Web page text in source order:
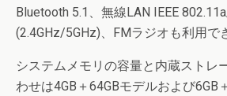
Bluetooth 5.1、無線LAN IEEE
(2.4GHz/5GHz)、FMラジオも利用で
システムメモリの容量と内蔵ストレ
わせは4GB＋64GBモデルおよび6GB